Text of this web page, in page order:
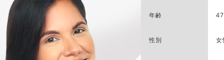
年齢 47
性別 女